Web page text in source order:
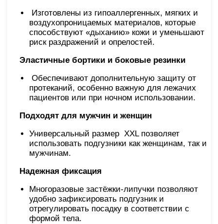
Изготовлены из гипоаллергенных, мягких и
воздухопроницаемых материалов, которые
способствуют «дыханию» кожи и уменьшают
риск раздражений и опрелостей.
Эластичные бортики и боковые резинки
Обеспечивают дополнительную защиту от
протеканий, особенно важную для лежачих
пациентов или при ночном использовании.
Подходят для мужчин и женщин
Универсальный размер XХL позволяет
использовать подгузники как женщинам, так и
мужчинам.
Надежная фиксация
Многоразовые застёжки-липучки позволяют
удобно зафиксировать подгузник и
отрегулировать посадку в соответствии с
формой тела.